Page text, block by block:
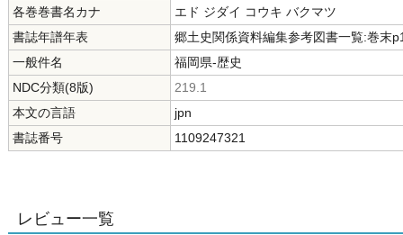
各巻巻書名カナ
エド ジダイ コウキ バクマツ
書誌年譜年表
郷土史関係資料編集参考図書一覧:巻末
一般件名
福岡県-歴史
NDC分類(8版)
219.1
本文の言語
jpn
書誌番号
1109247321
レビュー一覧